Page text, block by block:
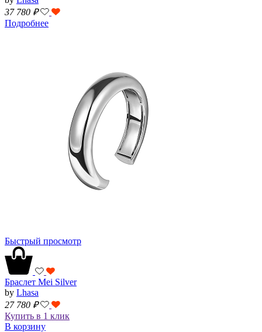
37 780 ₽
Подробнее
Быстрый просмотр
Браслет Mei Silver
by Lhasa
27 780 ₽
Купить в 1 клик
В корзину